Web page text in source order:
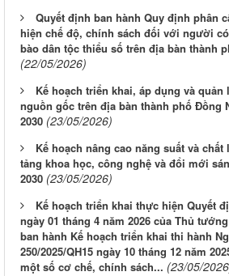
Quyết định ban hành Quy định phân
hiện chế độ, chính sách đối với người
bào dân tộc thiểu số trên địa bàn thành
(22/05/2026)
Kế hoạch triển khai, áp dụng và
nguồn gốc trên địa bàn thành phố Đồng
2030 (23/05/2026)
Kế hoạch nâng cao năng suất và
tảng khoa học, công nghệ và đổi mới
2030 (23/05/2026)
Kế hoạch triển khai thực hiện Quyết
ngày 01 tháng 4 năm 2026 của Thủ
ban hành Kế hoạch triển khai thi hành
250/2025/QH15 ngày 10 tháng 12 năm
một số cơ chế, chính sách... (23/05/